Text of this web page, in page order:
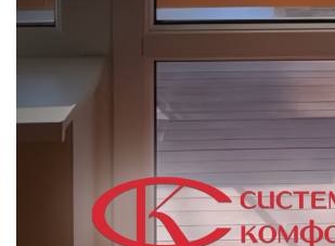
27 28
30